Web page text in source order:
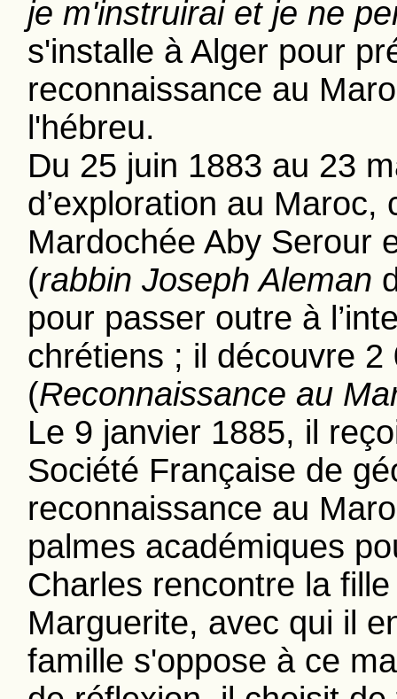
je m'instruirai et je ne
s'installe à Alger pour
reconnaissance au
l'hébreu.
Du 25 juin 1883 au 23
d’exploration au
Mardochée Aby Serour
(rabbin Joseph Aleman
pour passer outre à
chrétiens ; il découvre 2
(Reconnaissance au
Le 9 janvier 1885, il
Société Française de
reconnaissance au
palmes académiques
Charles rencontre la
Marguerite, avec qui il
famille s'oppose à ce